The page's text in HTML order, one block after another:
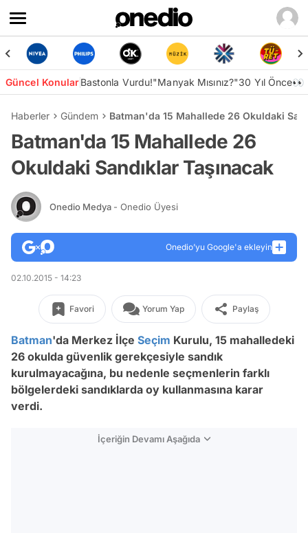
Güncel KonularBastonla Vurdu!"Manyak Mısınız?"30 Yıl Önce👀
Haberler Gündem Batman'da 15 Mahallede 26 Okuldaki
Batman'da 15 Mahallede 26
Okuldaki Sandıklar Taşınacak
Onedio Medya - Onedio Üyesi
Onedio’yu Google'a ekleyin
02.10.2015 - 14:23
Favori Yorum Yap Paylaş
Batman'da Merkez İlçe Seçim Kurulu, 15 mahalledeki
26 okulda güvenlik gerekçesiyle sandık
kurulmayacağına, bu nedenle seçmenlerin farklı
bölgelerdeki sandıklarda oy kullanmasına karar
verdi.
İçeriğin Devamı Aşağıda